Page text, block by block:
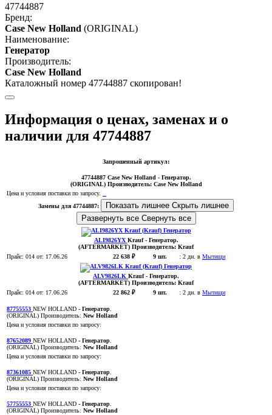
47744887
Бренд:
Case New Holland (ORIGINAL)
Наименование:
Генератор
Производитель:
Case New Holland
Каталожный номер 47744887 скопирован!
Информация о ценах, заменах и о
наличии для 47744887
Запрошенный артикул:
47744887 Case New Holland - Генератор.
(ORIGINAL)Производитель: Case New Holland
Цена и условия поставки по запросу.
Замены для 47744887:
Показать лишнее Скрыть лишнее
Развернуть все Свернуть все
ALI9826YX Krauf- Генератор.
(AFTERMARKET) Производитель: Krauf
Прайс: 014 от: 17.06.26 22 638 ₽ 9 шт. : 2 дн. в Мытищи
ALV9826LK Krauf- Генератор.
(AFTERMARKET) Производитель: Krauf
Прайс: 014 от: 17.06.26 22 862 ₽ 9 шт. : 2 дн. в Мытищи
87755553 NEW HOLLAND - Генератор.
(ORIGINAL) Производитель: New Holland
Цена и условия поставки по запросу:
87652089 NEW HOLLAND - Генератор.
(ORIGINAL) Производитель: New Holland
Цена и условия поставки по запросу:
87361085 NEW HOLLAND - Генератор.
(ORIGINAL) Производитель: New Holland
Цена и условия поставки по запросу:
57755553 NEW HOLLAND - Генератор.
(ORIGINAL) Производитель: New Holland